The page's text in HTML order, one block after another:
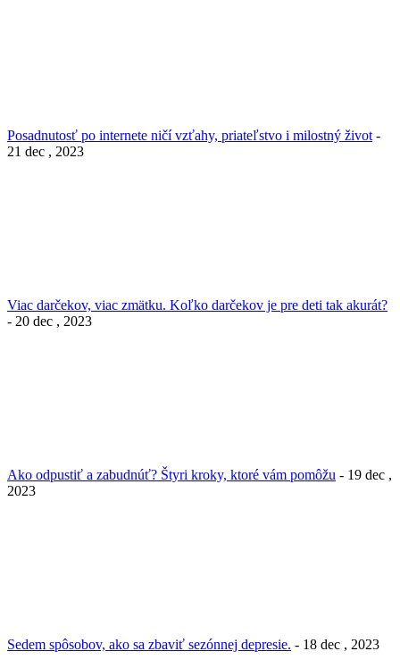
Posadnutosť po internete ničí vzťahy, priateľstvo i milostný život -
21 dec , 2023
Viac darčekov, viac zmätku. Koľko darčekov je pre deti tak akurát?
- 20 dec , 2023
Ako odpustiť a zabudnúť? Štyri kroky, ktoré vám pomôžu - 19 dec ,
2023
Sedem spôsobov, ako sa zbaviť sezónnej depresie. - 18 dec , 2023